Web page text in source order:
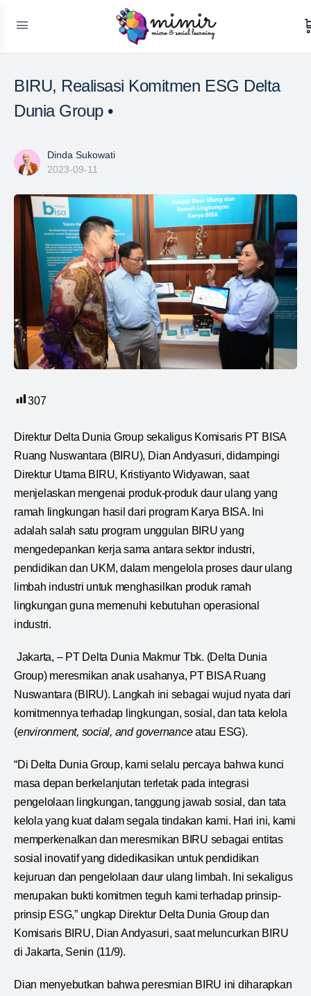
BIRU, Realisasi Komitmen ESG Delta
Dunia Group •
Dinda Sukowati
2023-09-11
307
Direktur Delta Dunia Group sekaligus Komisaris PT BISA
Ruang Nuswantara (BIRU), Dian Andyasuri, didampingi
Direktur Utama BIRU, Kristiyanto Widyawan, saat
menjelaskan mengenai produk-produk daur ulang yang
ramah lingkungan hasil dari program Karya BISA. Ini
adalah salah satu program unggulan BIRU yang
mengedepankan kerja sama antara sektor industri,
pendidikan dan UKM, dalam mengelola proses daur ulang
limbah industri untuk menghasilkan produk ramah
lingkungan guna memenuhi kebutuhan operasional
industri.
Jakarta, – PT Delta Dunia Makmur Tbk. (Delta Dunia
Group) meresmikan anak usahanya, PT BISA Ruang
Nuswantara (BIRU). Langkah ini sebagai wujud nyata dari
komitmennya terhadap lingkungan, sosial, dan tata kelola
(environment, social, and governanceatau ESG).
“Di Delta Dunia Group, kami selalu percaya bahwa kunci
masa depan berkelanjutan terletak pada integrasi
pengelolaan lingkungan, tanggung jawab sosial, dan tata
kelola yang kuat dalam segala tindakan kami. Hari ini, kami
memperkenalkan dan meresmikan BIRU sebagai entitas
sosial inovatif yang didedikasikan untuk pendidikan
kejuruan dan pengelolaan daur ulang limbah. Ini sekaligus
merupakan bukti komitmen teguh kami terhadap prinsip-
prinsip ESG,” ungkap Direktur Delta Dunia Group dan
Komisaris BIRU, Dian Andyasuri, saat meluncurkan BIRU
di Jakarta, Senin (11/9).
Dian menyebutkan bahwa peresmian BIRU ini diharapkan